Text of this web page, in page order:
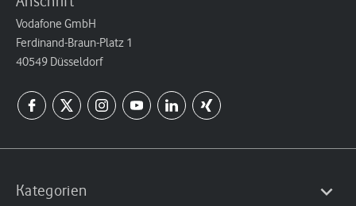
Vodafone GmbH
Ferdinand-Braun-Platz 1
40549 Düsseldorf
Kategorien